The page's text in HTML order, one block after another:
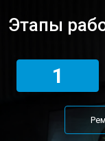
Этапы
1